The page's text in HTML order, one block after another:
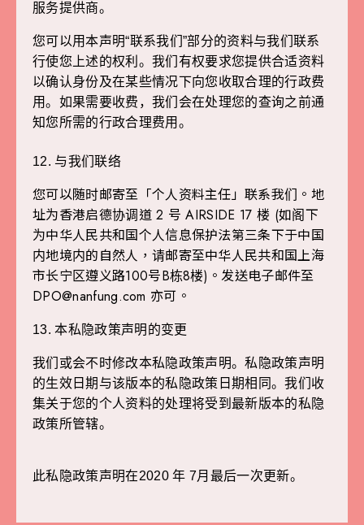
服务提供商。
您可以用本声明“联系我们”部分的资料与我们联系
行使您上述的权利。我们有权要求您提供合适资料
以确认身份及在某些情况下向您收取合理的行政费
用。如果需要收费，我们会在处理您的查询之前通
知您所需的行政合理费用。
12. 与我们联络
您可以随时邮寄至「个人资料主任」联系我们。地
址为香港启德协调道 2 号 AIRSIDE 17 楼 (如阁下
为中华人民共和国个人信息保护法第三条下于中国
内地境内的自然人，请邮寄至中华人民共和国上海
市长宁区遵义路100号B栋8楼)。发送电子邮件至
DPO@nanfung.com 亦可。
13.本私隐政策声明的变更
我们或会不时修改本私隐政策声明。私隐政策声明
的生效日期与该版本的私隐政策日期相同。我们收
集关于您的个人资料的处理将受到最新版本的私隐
政策所管辖。
此私隐政策声明在2020 年 7月最后一次更新。